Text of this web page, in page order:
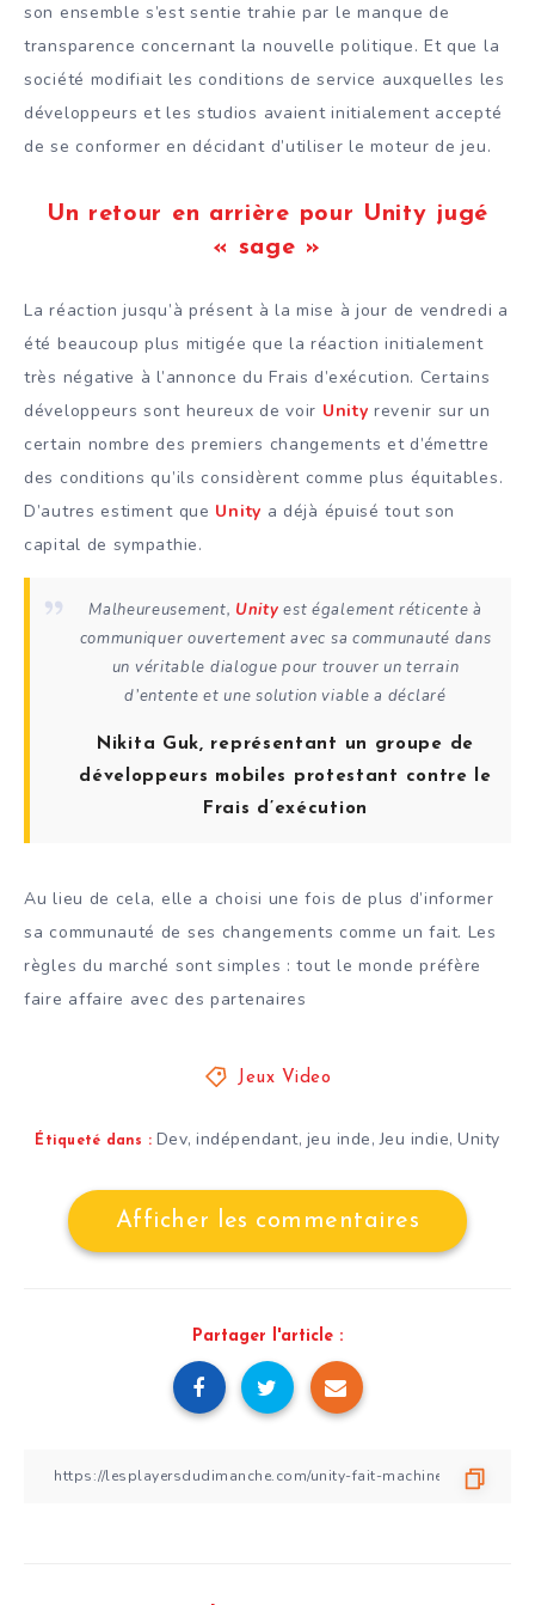
son ensemble s’est sentie trahie par le manque de
transparence concernant la nouvelle politique. Et que la
société modifiait les conditions de service auxquelles les
développeurs et les studios avaient initialement accepté
de se conformer en décidant d’utiliser le moteur de jeu.
Un retour en arrière pour Unity jugé
« sage »
La réaction jusqu’à présent à la mise à jour de vendredi a
été beaucoup plus mitigée que la réaction initialement
très négative à l’annonce du Frais d’exécution. Certains
développeurs sont heureux de voir Unity revenir sur un
certain nombre des premiers changements et d’émettre
des conditions qu’ils considèrent comme plus équitables.
D’autres estiment que Unity a déjà épuisé tout son
capital de sympathie.
Malheureusement, Unity est également réticente à
communiquer ouvertement avec sa communauté dans
un véritable dialogue pour trouver un terrain
d’entente et une solution viable a déclaré
Nikita Guk, représentant un groupe de
développeurs mobiles protestant contre le
Frais d’exécution
Au lieu de cela, elle a choisi une fois de plus d’informer
sa communauté de ses changements comme un fait. Les
règles du marché sont simples : tout le monde préfère
faire affaire avec des partenaires
Jeux Video
Étiqueté dans : Dev,indépendant, jeu inde,Jeu indie,Unity
Afficher les commentaires
Partager l'article :